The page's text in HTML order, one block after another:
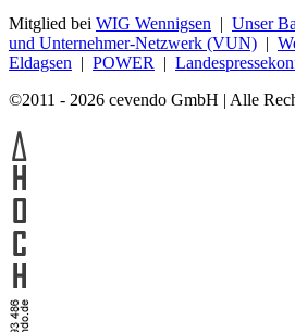
Mitglied bei WIG Wennigsen | Unser
und Unternehmer-Netzwerk (VUN) |
Eldagsen | POWER |
©2011 - 2026 cevendo GmbH | Alle